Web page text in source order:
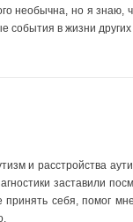
необычна, но я знаю,
события в жизни
и расстройства
заставили
себя, помог